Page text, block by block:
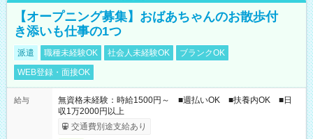
【オープニング募集】おばあちゃんのお散歩付
き添いも仕事の1つ
派遣 職種未経験OK 社会人未経験OK
ブランクOK
WEB登録・面接OK
給与
無資格未経験：時給1500円～ ■週払いOK ■扶養内OK ■日
収1万2000円以上
交通費別途支給あり